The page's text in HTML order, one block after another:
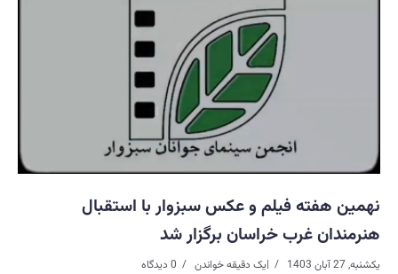
نهمین هفته فیلم و عکس سبزوار با استقبال
هنرمندان غرب خراسان برگزار شد
یکشنبه, 27 آبان 1403 |یک دقیقه خواندن 0 دیدگاه